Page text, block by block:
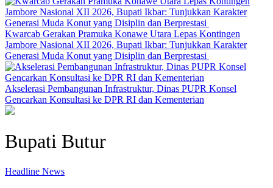
‎Kwarcab Gerakan Pramuka Konawe Utara Lepas Kontingen
Jambore Nasional XII 2026, Bupati Ikbar: Tunjukkan Karakter
Generasi Muda Konut yang Disiplin dan Berprestasi ‎
Akselerasi Pembangunan Infrastruktur, Dinas PUPR Konsel
Gencarkan Konsultasi ke DPR RI dan Kementerian
Bupati Butur
Headline News